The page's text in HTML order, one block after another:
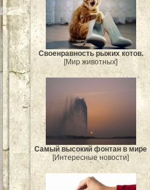
Своенравность рыжих котов.
[Мир животных]
Самый высокий фонтан в мире
[Интересные новости]